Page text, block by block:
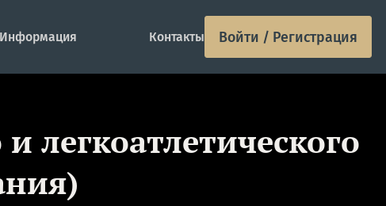
Информация Контакты Войти / Регистрация
легкоатлетического